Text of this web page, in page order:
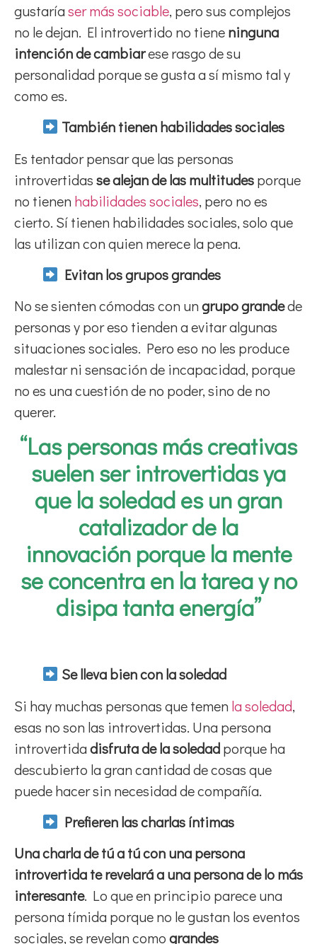
gustaríaser más sociable, pero sus complejos
no le dejan. El introvertido no tieneninguna
intención de cambiarese rasgo de su
personalidad porque se gusta a sí mismo tal y
como es.
También tienen habilidades sociales
Es tentador pensar que las personas
introvertidasse alejan de las multitudesporque
no tienen habilidades sociales, pero no es
cierto. Sí tienen habilidades sociales, solo que
las utilizan con quien merece la pena.
Evitan los grupos grandes
No se sienten cómodas con ungrupo grandede
personas y por eso tienden a evitar algunas
situaciones sociales. Pero eso no les produce
malestar ni sensación de incapacidad, porque
no es una cuestión de no poder, sino de no
querer.
“Las personas más creativas
suelen ser introvertidas ya
que la soledad es un gran
catalizador de la
innovación porque la mente
se concentra en la tarea y no
disipa tanta energía”
Se lleva bien con la soledad
Si hay muchas personas que temen la soledad,
esas no son las introvertidas. Una persona
introvertidadisfruta de la soledadporque ha
descubierto la gran cantidad de cosas que
puede hacer sin necesidad de compañía.
Prefieren las charlas íntimas
Una charla de tú a tú con una persona
introvertida te revelará a una persona de lo más
interesante. Lo que en principio parece una
persona tímida porque no le gustan los eventos
sociales, se revelan comograndes